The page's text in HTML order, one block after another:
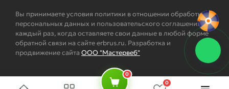
0
0
Вы принимаете условия политики в отношении обработки
персональных данных и пользовательского соглашения
каждый раз, когда оставляете свои данные в любой форме
обратной связи на сайте erbrus.ru. Разработка и
продвижение сайта ООО "Мастервеб"